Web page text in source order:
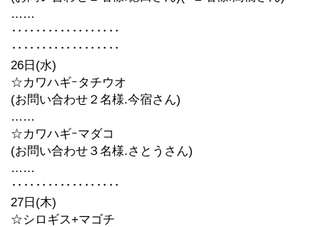
……
‥‥‥‥‥‥‥‥‥
‥‥‥‥‥‥‥‥‥
26日(水)
☆カワハギｰタチウオ
(お問い合わせ２名様.今宿さん)
……
☆カワハギｰマダコ
(お問い合わせ３名様.さとうさん)
……
‥‥‥‥‥‥‥‥‥
27日(木)
☆シロギス+マゴチ